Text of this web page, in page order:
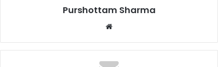
Purshottam Sharma
b
s